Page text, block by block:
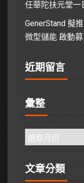
任華陀扶元堂一
GenerStand 擬
微型儲能 啟動
近期留言
彙整
文章分類